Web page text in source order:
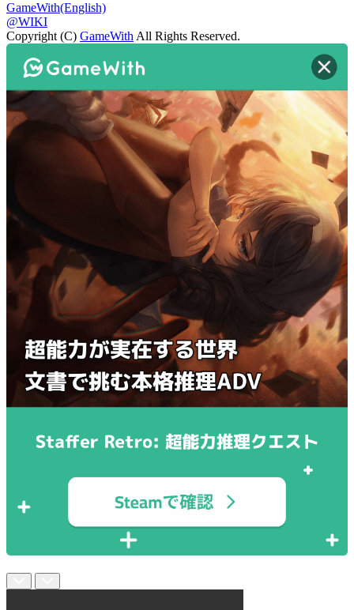
GameWith(English)
@WIKI
Copyright (C) GameWith All Rights Reserved.